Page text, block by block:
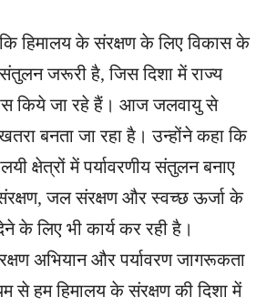
हिमालय के संरक्षण के लिए विकास के
संतुलन जरूरी है, जिस दिशा में राज्य
किये जा रहे हैं। आज जलवायु से
बनता जा रहा है। उन्होंने कहा कि
क्षेत्रों में पर्यावरणीय संतुलन बनाए
जल संरक्षण और स्वच्छ ऊर्जा के
के लिए भी कार्य कर रही है।
अभियान और पर्यावरण जागरूकता
से हम हिमालय के संरक्षण की दिशा में